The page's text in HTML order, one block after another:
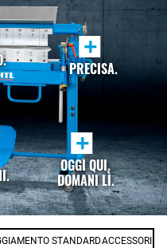
+
PRECISA.
+
OGGI QUI.
DOMANI LÌ.
STANDARDACCESSORI